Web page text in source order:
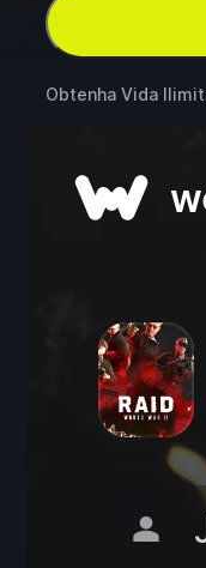
Obtenha Vida